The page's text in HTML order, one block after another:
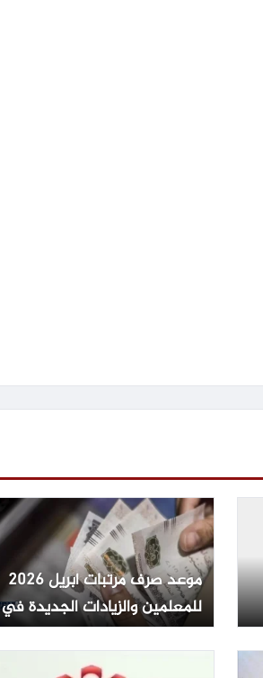
موعد صرف مرتبات أبريل 2026
للمعلمين والزيادات الجديدة في
مصر